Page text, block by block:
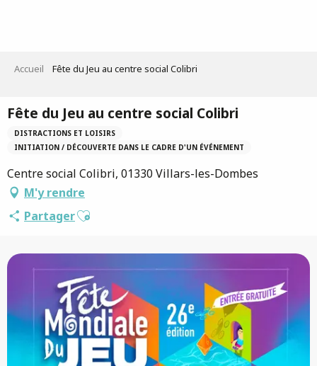
Accueil Fête du Jeu au centre social Colibri
Fête du Jeu au centre social Colibri
DISTRACTIONS ET LOISIRS
INITIATION / DÉCOUVERTE DANS LE CADRE D'UN ÉVÉNEMENT
Centre social Colibri, 01330 Villars-les-Dombes
M'y rendre
PartagerAjouter aux favoris